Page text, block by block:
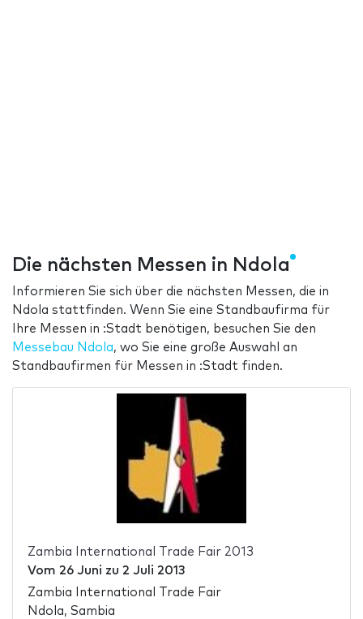
Die nächsten Messen in Ndola
Informieren Sie sich über die nächsten Messen, die in
Ndola stattfinden. Wenn Sie eine Standbaufirma für
Ihre Messen in :Stadt benötigen, besuchen Sie den
Messebau Ndola, wo Sie eine große Auswahl an
Standbaufirmen für Messen in :Stadt finden.
Zambia International Trade Fair 2013
Vom 26 Juni zu 2 Juli 2013
Zambia International Trade Fair
Ndola, Sambia